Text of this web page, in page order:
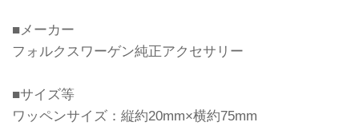
■メーカー
フォルクスワーゲン純正アクセサリー
■サイズ等
ワッペンサイズ：縦約20mm×横約75mm